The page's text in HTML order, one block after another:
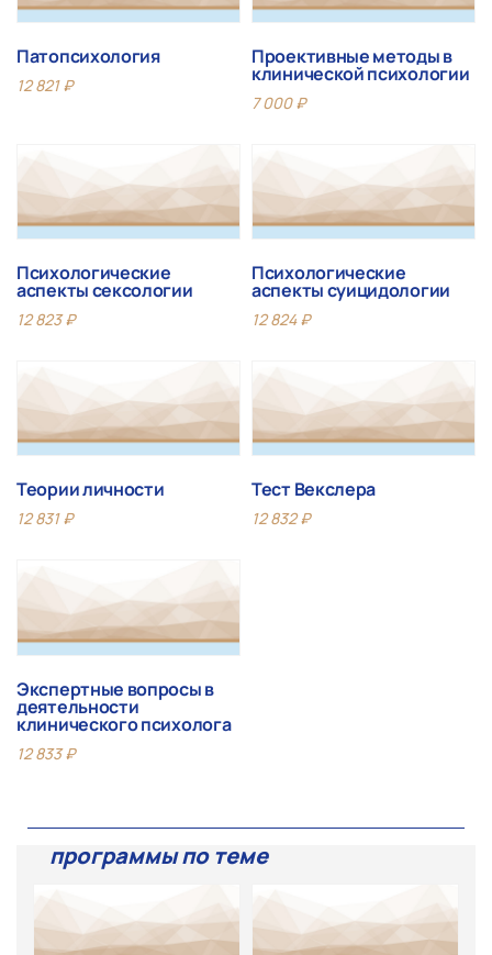
Патопсихология
12 821₽
Проективные методы в
клинической психологии
7 000₽
Психологические
аспекты сексологии
12 823₽
Психологические
аспекты суицидологии
12 824₽
Теории личности
12 831₽
Тест Векслера
12 832₽
Экспертные вопросы в
деятельности
клинического психолога
12 833₽
программы по теме